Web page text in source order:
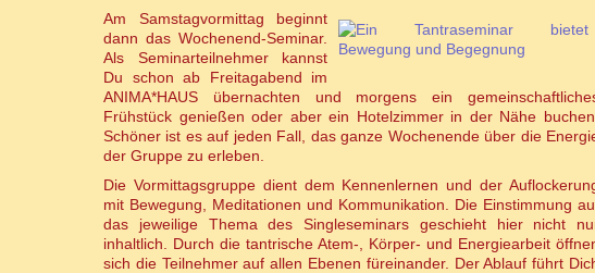
Am Samstagvormittag beginnt
dann das Wochenend-Seminar.
Als Seminarteilnehmer kannst
Du schon ab Freitagabend im
ANIMA*HAUS übernachten und morgens ein
Frühstück genießen oder aber ein Hotelzimmer in der Nähe buchen.
Schöner ist es auf jeden Fall, das ganze Wochenende über die
der Gruppe zu erleben.
Die Vormittagsgruppe dient dem Kennenlernen und der
mit Bewegung, Meditationen und Kommunikation. Die Einstimmung
das jeweilige Thema des Singleseminars geschieht hier nicht
inhaltlich. Durch die tantrische Atem-, Körper- und Energiearbeit
sich die Teilnehmer auf allen Ebenen füreinander. Der Ablauf führt